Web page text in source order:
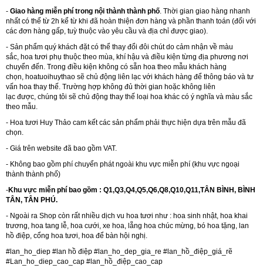
- Giao hàng miễn phí trong nội thành thành phố. Thời gian giao hàng nhanh
nhất có thể từ 2h kể từ khi đã hoàn thiện đơn hàng và phần thanh toán (đối với
các đơn hàng gấp, tuỳ thuộc vào yêu cầu và địa chỉ được giao).
- Sản phẩm quý khách đặt có thể thay đổi đôi chút do cảm nhận về màu
sắc, hoa tươi phụ thuộc theo mùa, khí hậu và điều kiện từng địa phương nơi
chuyển đến. Trong điều kiện không có sẵn hoa theo mẫu khách hàng
chọn, hoatuoihuythao sẽ chủ động liên lạc với khách hàng để thông báo và tư
vấn hoa thay thế. Trường hợp không đủ thời gian hoặc không liên
lạc được, chúng tôi sẽ chủ động thay thế loại hoa khác có ý nghĩa và màu sắc
theo mẫu.
- Hoa tươi Huy Thảo cam kết các sản phẩm phải thực hiện dựa trên mẫu đã
chọn.
- Giá trên website đã bao gồm VAT.
- Không bao gồm phí chuyển phát ngoài khu vực miễn phí (khu vực ngoại
thành thành phố)
-Khu vực miễn phí bao gồm : Q1,Q3,Q4,Q5,Q6,Q8,Q10,Q11,TÂN BÌNH, BÌNH
TÂN, TÂN PHÚ.
- Ngoài ra Shop còn rất nhiều dịch vu hoa tươi như : hoa sinh nhật, hoa khai
trương, hoa tang lễ, hoa cưới, xe hoa, lẵng hoa chúc mừng, bó hoa tặng, lan
hồ điệp, cổng hoa tươi, hoa để bàn hội nghị.
#lan_ho_diep #lan hồ điệp #lan_ho_dep_gia_re #lan_hồ_điệp_giá_rẽ
#Lan_ho_diep_cao_cap #lan_hồ_điệp_cao_cap